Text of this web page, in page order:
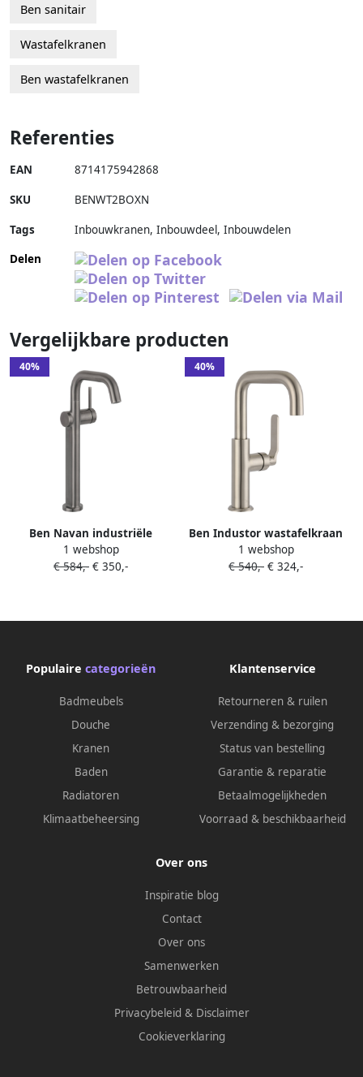
Ben sanitair
Wastafelkranen
Ben wastafelkranen
Referenties
EAN 8714175942868
SKU BENWT2BOXN
Tags
Inbouwkranen, Inbouwdeel, Inbouwdelen
Delen
Vergelijkbare producten
40%
Ben Navan industriële
verhoogde wastafelkraan
gunmetal
1 webshop
€ 584,- € 350,-
40%
Ben Industor wastafelkraan
met cold start RVS-look
1 webshop
€ 540,- € 324,-
Populaire categorieën
Badmeubels
Douche
Kranen
Baden
Radiatoren
Klimaatbeheersing
Klantenservice
Retourneren & ruilen
Verzending & bezorging
Status van bestelling
Garantie & reparatie
Betaalmogelijkheden
Voorraad & beschikbaarheid
Over ons
Inspiratie blog
Contact
Over ons
Samenwerken
Betrouwbaarheid
Privacybeleid & Disclaimer
Cookieverklaring